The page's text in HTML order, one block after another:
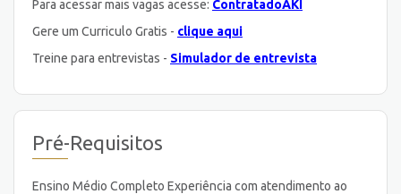
Para acessar mais vagas acesse: ContratadoAKI
Gere um Curriculo Gratis - clique aqui
Treine para entrevistas - Simulador de entrevista
Pré-Requisitos
Ensino Médio Completo Experiência com atendimento ao